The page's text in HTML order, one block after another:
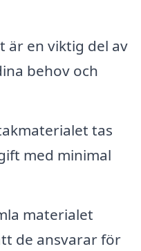
är en viktig del av
behov och
tas
med minimal
materialet
de ansvarar för